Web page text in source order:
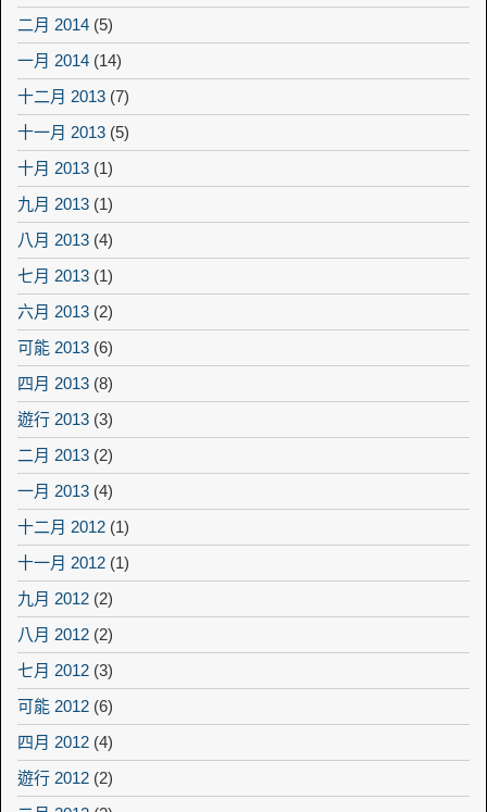
二月 2014 (5)
一月 2014 (14)
十二月 2013 (7)
十一月 2013 (5)
十月 2013 (1)
九月 2013 (1)
八月 2013 (4)
七月 2013 (1)
六月 2013 (2)
可能 2013 (6)
四月 2013 (8)
遊行 2013 (3)
二月 2013 (2)
一月 2013 (4)
十二月 2012 (1)
十一月 2012 (1)
九月 2012 (2)
八月 2012 (2)
七月 2012 (3)
可能 2012 (6)
四月 2012 (4)
遊行 2012 (2)